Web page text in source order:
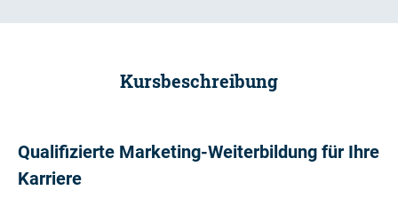
Kursbeschreibung
Qualifizierte Marketing-Weiterbildung für Ihre
Karriere